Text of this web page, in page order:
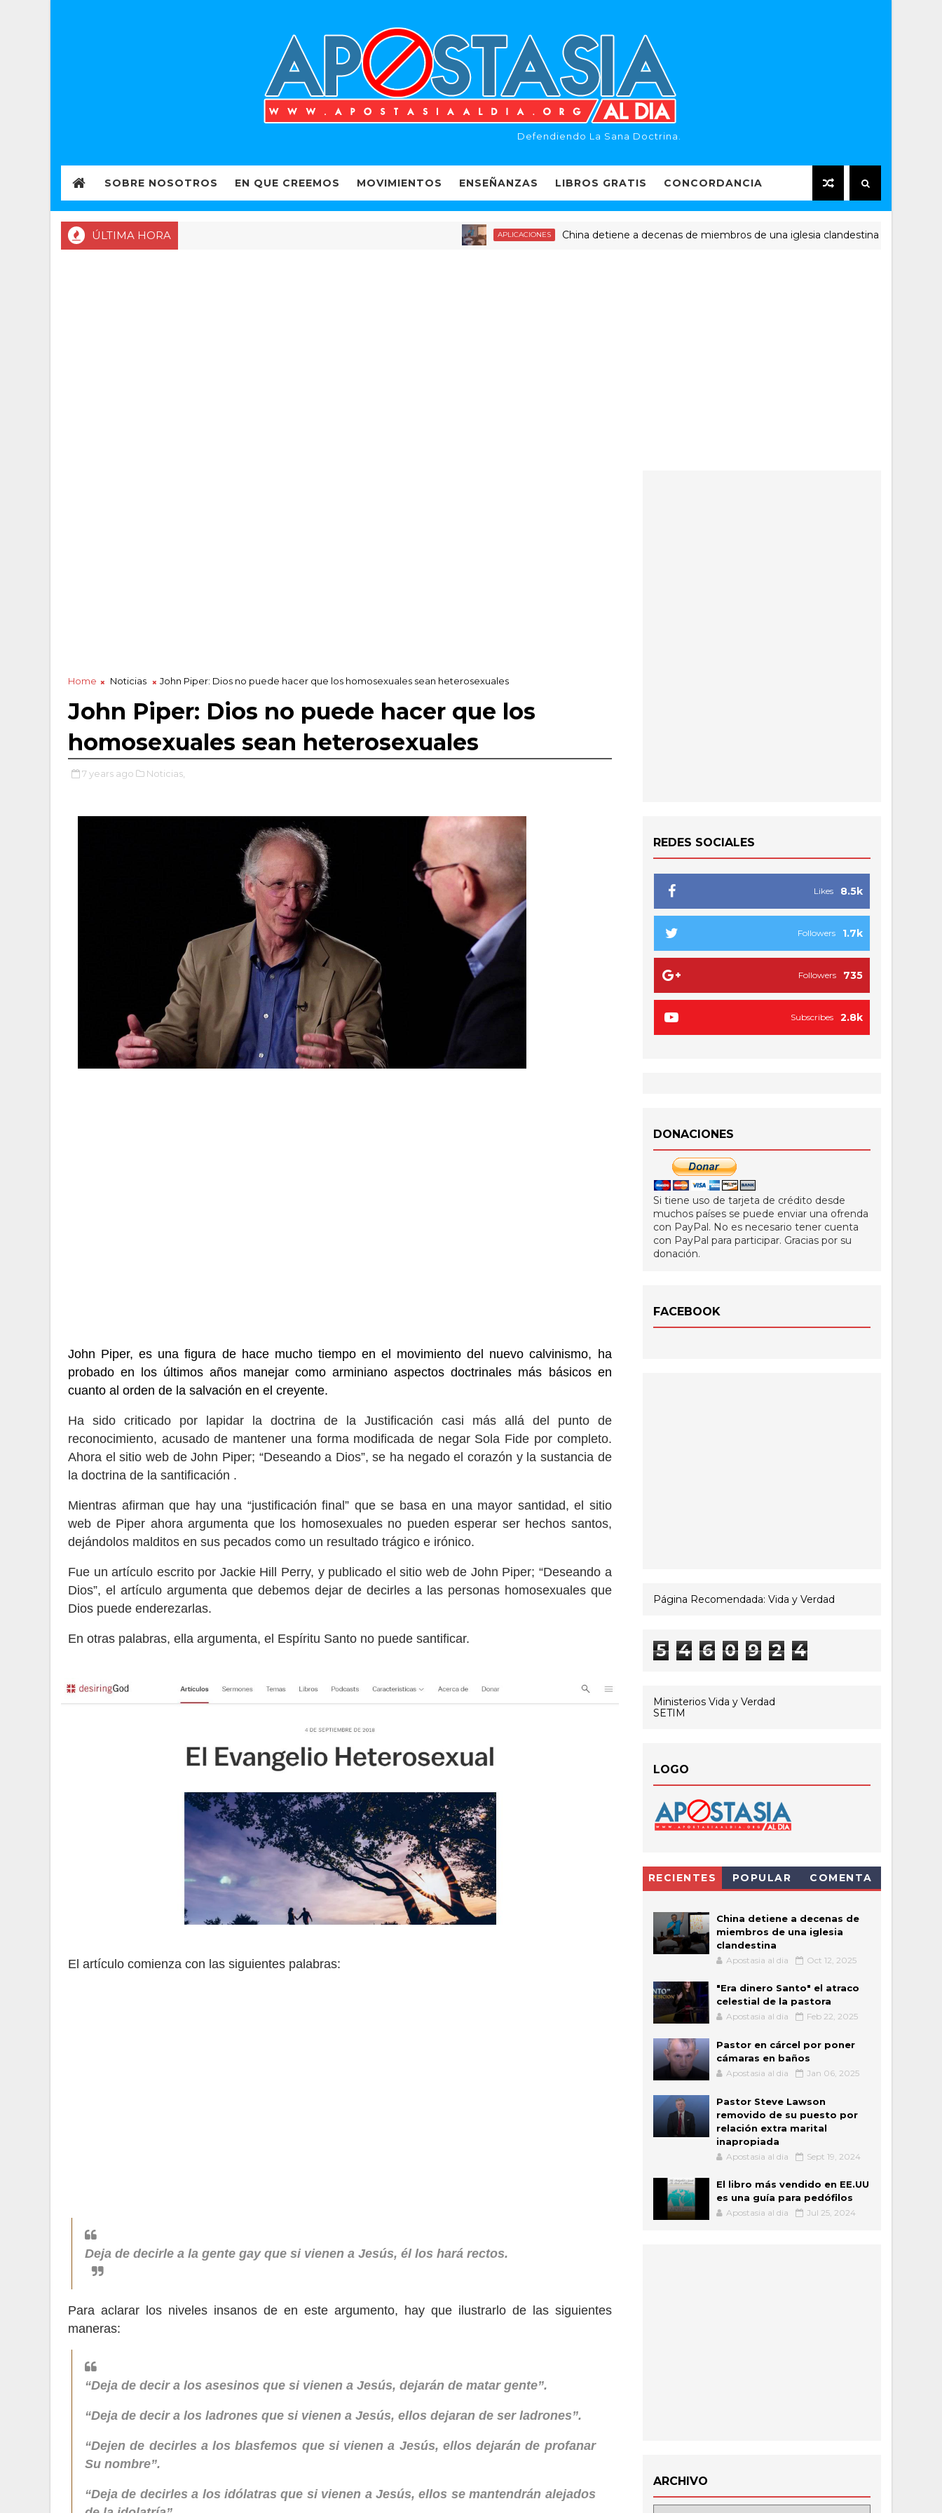
Defendiendo La Sana Doctrina.
SOBRE NOSOTROS EN QUE CREEMOS MOVIMIENTOS ENSEÑANZAS LIBROS GRATIS CONCORDANCIA
ÚLTIMA HORA APLICACIONES China detiene a decenas de miembros de una iglesia clandestina
Home Noticias John Piper: Dios no puede hacer que los homosexuales sean heterosexuales
John Piper: Dios no puede hacer que los
homosexuales sean heterosexuales
7 years ago Noticias,
John Piper, es una figura de hace mucho tiempo en el movimiento del nuevo calvinismo, ha
probado en los últimos años manejar como arminiano aspectos doctrinales más básicos en
cuanto al orden de la salvación en el creyente.
Ha sido criticado por lapidar la doctrina de la Justificación casi más allá del punto de
reconocimiento, acusado de mantener una forma modificada de negar Sola Fide por completo.
Ahora el sitio web de John Piper; “Deseando a Dios”, se ha negado el corazón y la sustancia de
la doctrina de la santificación .
Mientras afirman que hay una “justificación final” que se basa en una mayor santidad, el sitio
web de Piper ahora argumenta que los homosexuales no pueden esperar ser hechos santos,
dejándolos malditos en sus pecados como un resultado trágico e irónico.
Fue un artículo escrito por Jackie Hill Perry, y publicado el sitio web de John Piper; “Deseando a
Dios”, el artículo argumenta que debemos dejar de decirles a las personas homosexuales que
Dios puede enderezarlas.
En otras palabras, ella argumenta, el Espíritu Santo no puede santificar.
El artículo comienza con las siguientes palabras:
Deja de decirle a la gente gay que si vienen a Jesús, él los hará rectos.
Para aclarar los niveles insanos de en este argumento, hay que ilustrarlo de las siguientes
maneras:
“Deja de decir a los asesinos que si vienen a Jesús, dejarán de matar gente”.
“Deja de decir a los ladrones que si vienen a Jesús, ellos dejaran de ser ladrones”.
“Dejen de decirles a los blasfemos que si vienen a Jesús, ellos dejarán de profanar
Su nombre”.
“Deja de decirles a los idólatras que si vienen a Jesús, ellos se mantendrán alejados
REDES SOCIALES
8.5k
Likes
1.7k
Followers
735
Followers
2.8k
Subscribes
DONACIONES
Si tiene uso de tarjeta de crédito desde
muchos países se puede enviar una ofrenda
con PayPal. No es necesario tener cuenta
con PayPal para participar. Gracias por su
donación.
FACEBOOK
Página Recomendada: Vida y Verdad
5 4 6 0 9 2 4
Ministerios Vida y Verdad
SETIM
LOGO
RECIENTES POPULAR COMENTA
China detiene a decenas de
miembros de una iglesia
clandestina
Apostasia al dia Oct 12, 2025
"Era dinero Santo" el atraco
celestial de la pastora
Apostasia al dia Feb 22, 2025
Pastor en cárcel por poner
cámaras en baños
Apostasia al dia Jan 06, 2025
Pastor Steve Lawson
removido de su puesto por
relación extra marital
inapropiada
Apostasia al dia Sept 19, 2024
El libro más vendido en EE.UU
es una guía para pedófilos
Apostasia al dia Jul 25, 2024
ARCHIVO